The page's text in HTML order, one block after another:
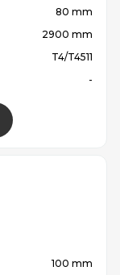
80 mm
2900 mm
T4/T4511
-
100 mm